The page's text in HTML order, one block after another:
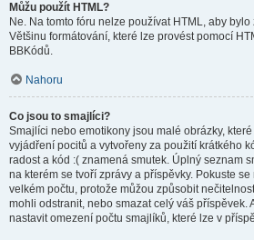
Můžu použít HTML?
Ne. Na tomto fóru nelze používat HTML, aby
Většinu formátování, které lze provést pomocí
BBKódů.
Nahoru
Co jsou to smajlíci?
Smajlíci nebo emotikony jsou malé obrázky,
vyjádření pocitů a vytvořeny za použití krátkého
radost a kód :( znamená smutek. Úplný seznam
na kterém se tvoří zprávy a příspěvky. Pokuste
velkém počtu, protože můžou způsobit
mohli odstranit, nebo smazat celý váš příspěvek.
nastavit omezení počtu smajlíků, které lze v